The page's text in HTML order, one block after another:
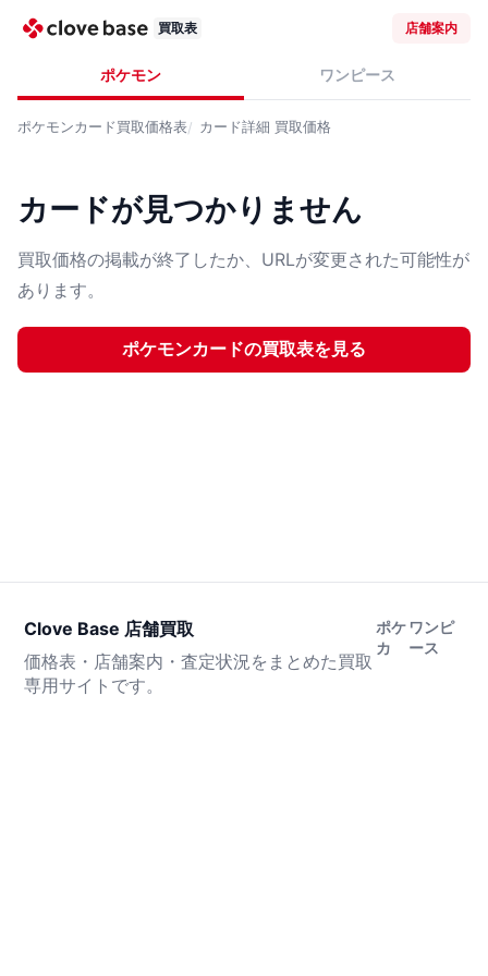
買取表 店舗案内
ポケモン ワンピース
ポケモンカード買取価格表 カード詳細 買取価格
カードが見つかりません
買取価格の掲載が終了したか、URLが変更された可能性が
あります。
ポケモンカードの買取表を見る
Clove Base 店舗買取
価格表・店舗案内・査定状況をまとめた買取
専用サイトです。
ポケ
カ
ワンピ
ース